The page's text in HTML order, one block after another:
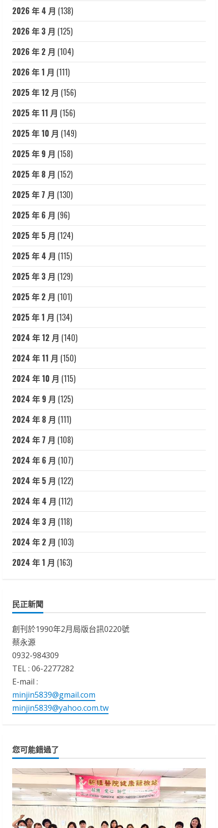
2026 年 4 月 (138)
2026 年 3 月 (125)
2026 年 2 月 (104)
2026 年 1 月 (111)
2025 年 12 月 (156)
2025 年 11 月 (156)
2025 年 10 月 (149)
2025 年 9 月 (158)
2025 年 8 月 (152)
2025 年 7 月 (130)
2025 年 6 月 (96)
2025 年 5 月 (124)
2025 年 4 月 (115)
2025 年 3 月 (129)
2025 年 2 月 (101)
2025 年 1 月 (134)
2024 年 12 月 (140)
2024 年 11 月 (150)
2024 年 10 月 (115)
2024 年 9 月 (125)
2024 年 8 月 (111)
2024 年 7 月 (108)
2024 年 6 月 (107)
2024 年 5 月 (122)
2024 年 4 月 (112)
2024 年 3 月 (118)
2024 年 2 月 (103)
2024 年 1 月 (163)
民正新聞
創刊於1990年2月局版台訊0220號
蔡永源
0932-984309
TEL : 06-2277282
E-mail :
minjin5839@gmail.com
minjin5839@yahoo.com.tw
您可能錯過了